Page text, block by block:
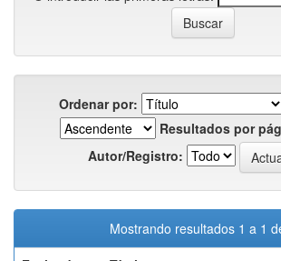
Ordenar por:
Resultados por
Autor/Registro:
Mostrando resultados 1 a 1